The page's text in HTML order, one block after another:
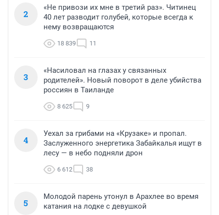
2
«Не привози их мне в третий раз». Читинец
40 лет разводит голубей, которые всегда к
нему возвращаются
18 839 11
3
«Насиловал на глазах у связанных
родителей». Новый поворот в деле убийства
россиян в Таиланде
8 625 9
4
Уехал за грибами на «Крузаке» и пропал.
Заслуженного энергетика Забайкалья ищут в
лесу — в небо подняли дрон
6 612 38
5
Молодой парень утонул в Арахлее во время
катания на лодке с девушкой